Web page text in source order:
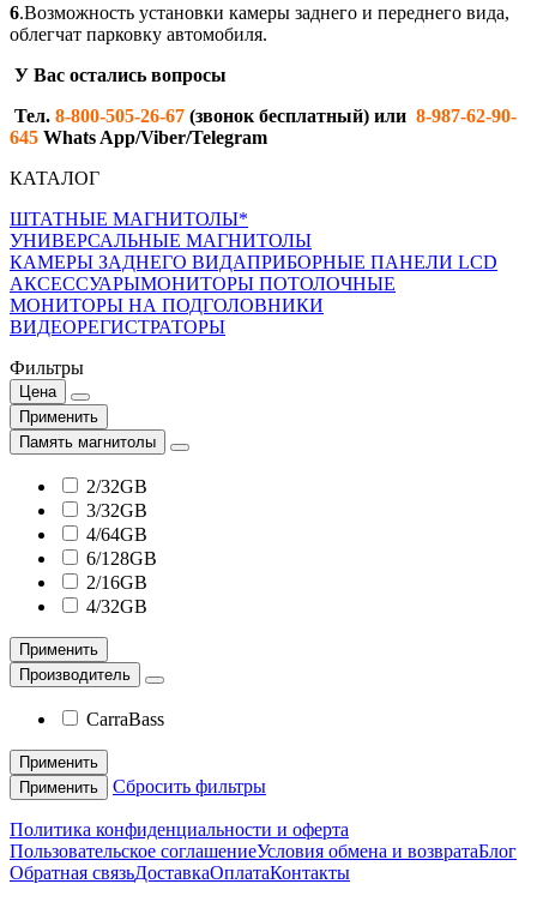
6.Возможность установки камеры заднего и переднего вида,
облегчат парковку автомобиля.
У Вас остались вопросы
Тел. 8-800-505-26-67 (звонок бесплатный) или 8-987-62-90-
645 Whats App/Viber/Telegram
КАТАЛОГ
ШТАТНЫЕ МАГНИТОЛЫ*
УНИВЕРСАЛЬНЫЕ МАГНИТОЛЫ
КАМЕРЫ ЗАДНЕГО ВИДАПРИБОРНЫЕ ПАНЕЛИ LCD
АКСЕССУАРЫМОНИТОРЫ ПОТОЛОЧНЫЕ
МОНИТОРЫ НА ПОДГОЛОВНИКИ
ВИДЕОРЕГИСТРАТОРЫ
Фильтры
Цена
Применить
Память магнитолы
2/32GB
3/32GB
4/64GB
6/128GB
2/16GB
4/32GB
Применить
Производитель
CarraBass
Применить
Применить
Сбросить фильтры
Политика конфиденциальности и оферта
Пользовательское соглашениеУсловия обмена и возвратаБлог
Обратная связьДоставкаОплатаКонтакты